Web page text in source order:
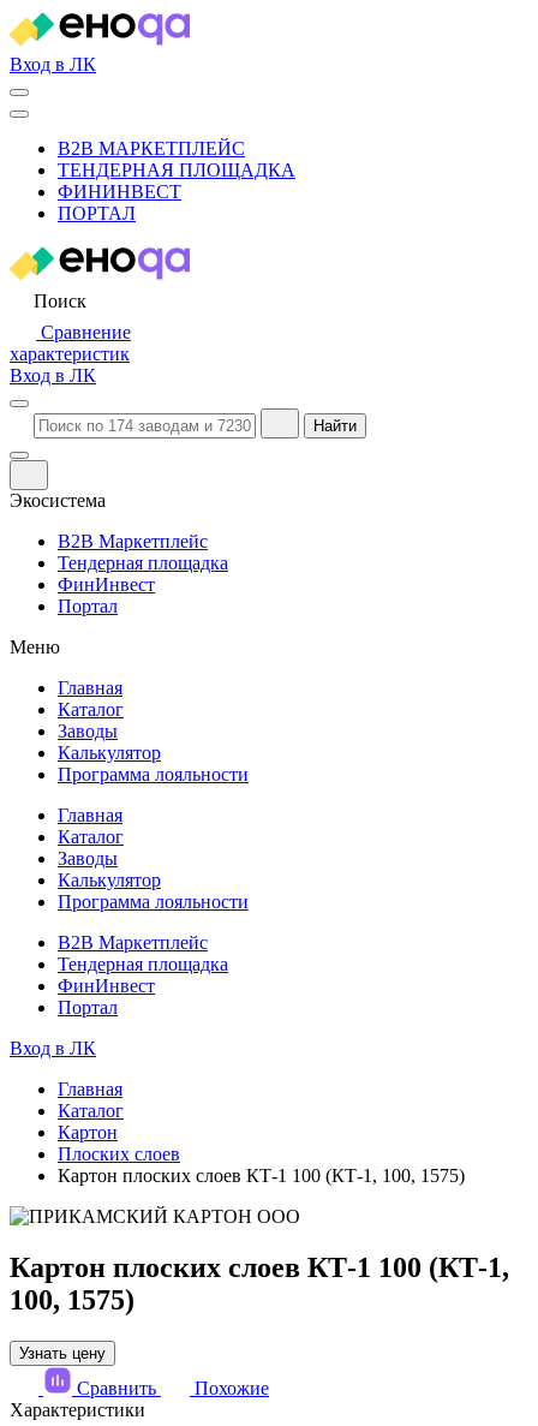
Вход в ЛК
B2B МАРКЕТПЛЕЙС
ТЕНДЕРНАЯ ПЛОЩАДКА
ФИНИНВЕСТ
ПОРТАЛ
Поиск
Сравнение
характеристик
Вход в ЛК
Найти
Экосистема
B2B Маркетплейс
Тендерная площадка
ФинИнвест
Портал
Меню
Главная
Каталог
Заводы
Калькулятор
Программа лояльности
Главная
Каталог
Заводы
Калькулятор
Программа лояльности
B2B Маркетплейс
Тендерная площадка
ФинИнвест
Портал
Вход в ЛК
Главная
Каталог
Картон
Плоских слоев
Картон плоских слоев КТ-1 100 (КТ-1, 100, 1575)
Картон плоских слоев КТ-1 100 (КТ-1,
100, 1575)
Узнать цену
Сравнить
Похожие
Характеристики